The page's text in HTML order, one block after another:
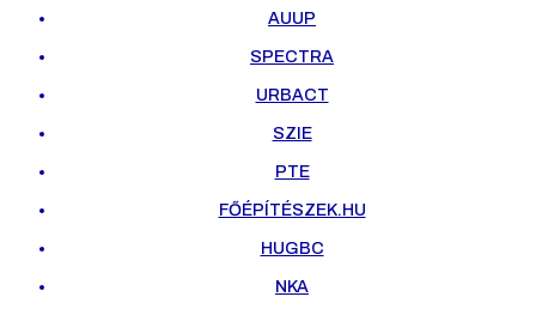
AUUP
SPECTRA
URBACT
SZIE
PTE
FŐÉPÍTÉSZEK.HU
HUGBC
NKA